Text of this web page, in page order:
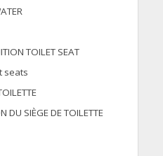
TOILET SEAT
seats
DU SIÈGE DE TOILETTE